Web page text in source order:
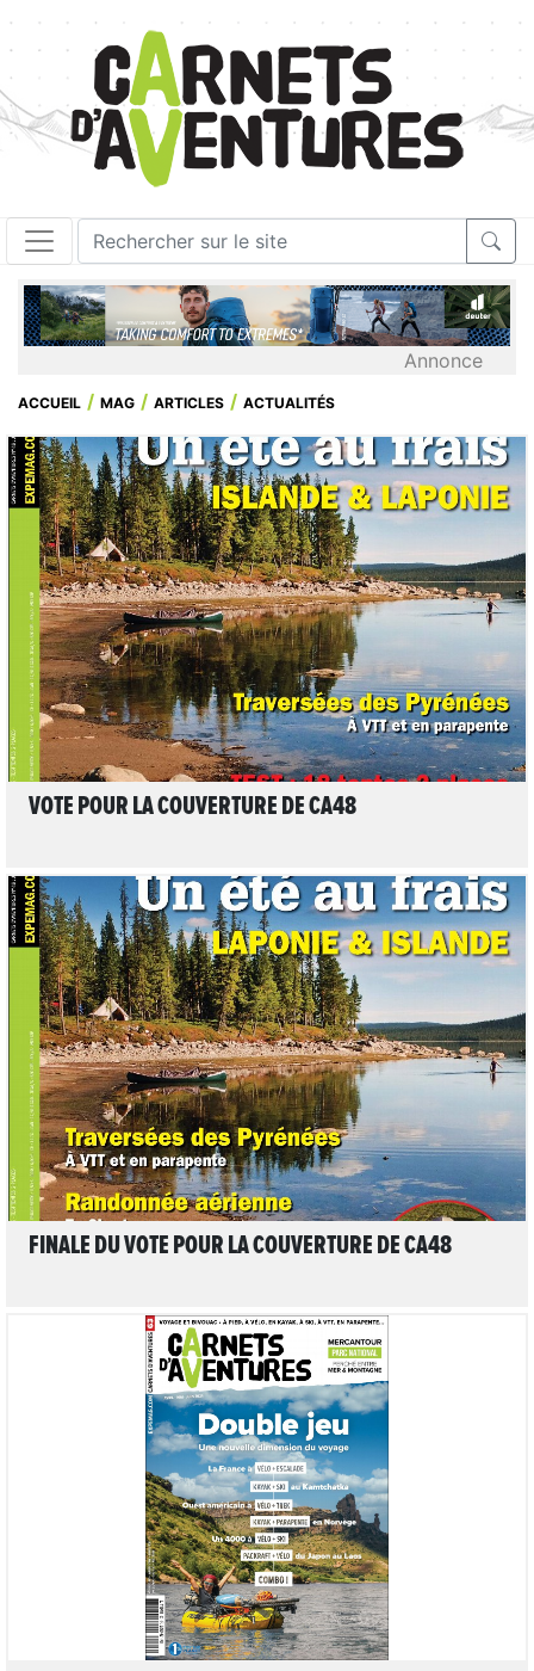
Annonce
ACCUEIL MAG ARTICLES ACTUALITÉS
1
LIRE L'ARTICLE
VOTE POUR LA COUVERTURE DE CA48
5
LIRE L'ARTICLE
FINALE DU VOTE POUR LA COUVERTURE DE CA48
LIRE L'ARTICLE